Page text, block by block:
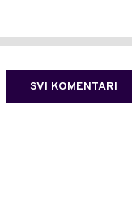
SVI KOMENTARI